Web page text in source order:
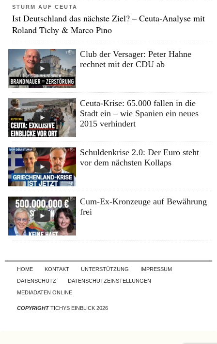
STURM AUF CEUTA
Ist Deutschland das nächste Ziel? – Ceuta-Analyse mit
Roland Tichy & Marco Pino
Club der Versager: Peter Hahne
rechnet mit der CDU ab
Ceuta-Krise: 65.000 fallen in die
Stadt ein – wie Spanien ein neues
2015 verhindert
Schuldenkrise 2.0: Der Euro steht
vor dem nächsten Kollaps
Cum-Ex-Kronzeuge auf Bewährung
frei
Skip to content
HOME KONTAKT UNTERSTÜTZUNG
IMPRESSUM
DATENSCHUTZ
DATENSCHUTZEINSTELLUNGEN
MEDIADATEN ONLINE
COPYRIGHTTICHYS EINBLICK 2026